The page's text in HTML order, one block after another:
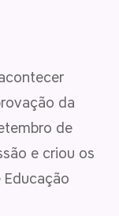
da
de
e criou os
Educação